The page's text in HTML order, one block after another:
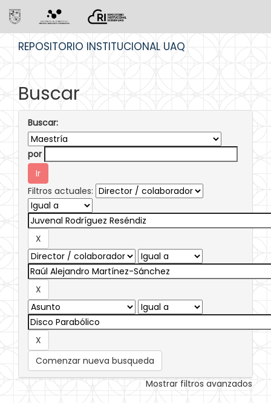
REPOSITORIO INSTITUCIONAL UAQ
Buscar
Buscar:
por
Filtros actuales:
Comenzar nueva busqueda
Mostrar filtros avanzados